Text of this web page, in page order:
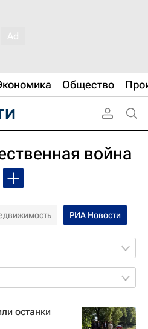
Общество
война
РИА Новости
останки